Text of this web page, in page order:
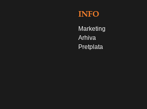
INFO
Marketing
Arhiva
Pretplata